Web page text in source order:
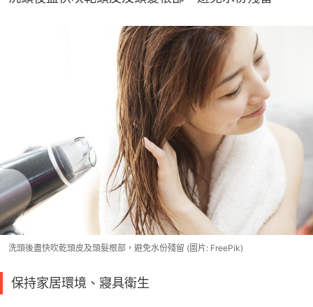
洗頭後盡快吹乾頭皮及頭髮根部，避免水份殘留 (圖片: FreePik)
保持家居環境、寢具衛生